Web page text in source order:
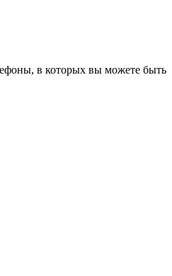
в которых вы можете быть